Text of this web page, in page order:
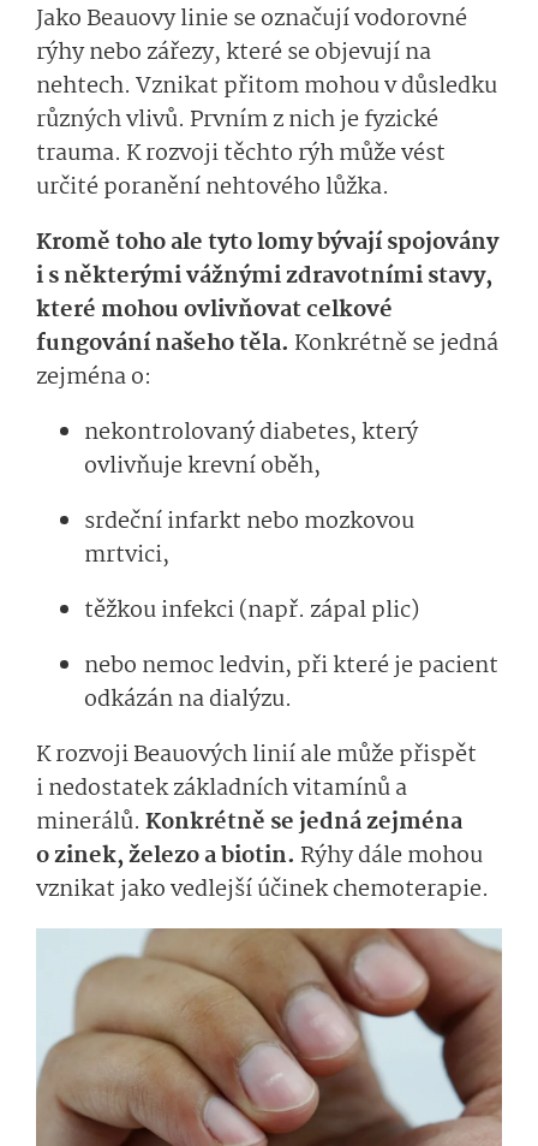
Jako Beauovy linie se označují vodorovné
rýhy nebo zářezy, které se objevují na
nehtech. Vznikat přitom mohou v důsledku
různých vlivů. Prvním z nich je fyzické
trauma. K rozvoji těchto rýh může vést
určité poranění nehtového lůžka.
Kromě toho ale tyto lomy bývají spojovány
i s některými vážnými zdravotními stavy,
které mohou ovlivňovat celkové
fungování našeho těla. Konkrétně se jedná
zejména o:
nekontrolovaný diabetes, který
ovlivňuje krevní oběh,
srdeční infarkt nebo mozkovou
mrtvici,
těžkou infekci (např. zápal plic)
nebo nemoc ledvin, při které je pacient
odkázán na dialýzu.
K rozvoji Beauových linií ale může přispět
i nedostatek základních vitamínů a
minerálů. Konkrétně se jedná zejména
o zinek, železo a biotin. Rýhy dále mohou
vznikat jako vedlejší účinek chemoterapie.